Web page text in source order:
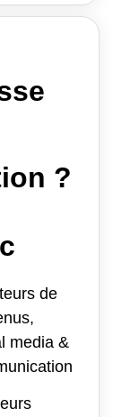
?
de
media &